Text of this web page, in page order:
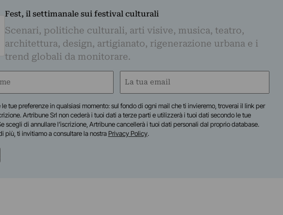
Fest, il settimanale sui festival culturali
Scenari, politiche culturali, arti visive, musica, teatro,
architettura, design, artigianato, rigenerazione urbana e i
trend globali da monitorare.
Email
le tue preferenze in qualsiasi momento: sul fondo di ogni mail che ti invieremo, troverai il link per
Artribune Srl non cederà i tuoi dati a terze parti e utilizzerà i tuoi dati secondo le tue
scegli di annullare l’iscrizione, Artribune cancellerà i tuoi dati personali dal proprio database.
più, ti invitiamo a consultare la nostra Privacy Policy.